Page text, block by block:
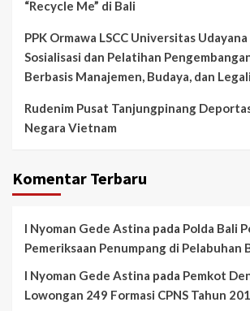
“Recycle Me” di Bali
PPK Ormawa LSCC Universitas
Sosialisasi dan Pelatihan
Berbasis Manajemen, Budaya, dan
Rudenim Pusat Tanjungpinang
Negara Vietnam
Komentar Terbaru
I Nyoman Gede Astina pada Polda Bali
Pemeriksaan Penumpang di Pelabuhan
I Nyoman Gede Astina pada Pemkot
Lowongan 249 Formasi CPNS Tahun